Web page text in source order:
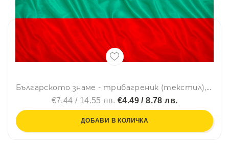
Българското знаме - трибагреник (текстил), голям - 90 х 150 см с дупки за нанизване
€7.44 / 14.55 лв.€4.49 / 8.78 лв.
ДОБАВИ В КОЛИЧКА